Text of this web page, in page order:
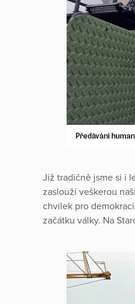
Již tradičně jsme si i
zaslouží veškerou
chvilek pro
začátku války. Na